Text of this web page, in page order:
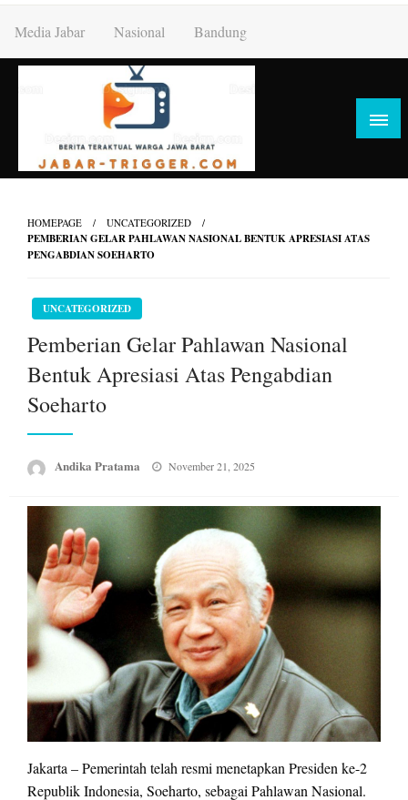
content
Media Jabar Nasional Bandung
HOMEPAGE UNCATEGORIZED
PEMBERIAN GELAR PAHLAWAN NASIONAL BENTUK APRESIASI ATAS
PENGABDIAN SOEHARTO
UNCATEGORIZED
Pemberian Gelar Pahlawan Nasional
Bentuk Apresiasi Atas Pengabdian
Soeharto
Andika Pratama
Posted
November 21, 2025
Jakarta – Pemerintah telah resmi menetapkan Presiden ke-2
Republik Indonesia, Soeharto, sebagai Pahlawan Nasional.